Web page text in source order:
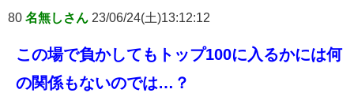
80 名無しさん 23/06/24(土)13:12:12
この場で負かしてもトップ100に入るかには何
の関係もないのでは…？